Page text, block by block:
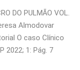
DO PULMÃO VOL.
Almodovar
O caso Clínico
2022; 1: Pág. 7